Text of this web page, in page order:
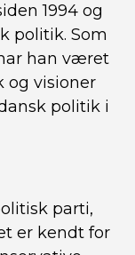
1994 og
politik. Som
han været
og visioner
politik i
parti,
er kendt for